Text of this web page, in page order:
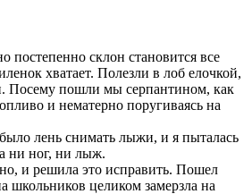
склон становится все
хватает. Полезли в лоб елочкой,
Посему пошли мы серпантином, как
и нематерно поругиваясь на
лень снимать лыжи, и я пыталась
ни ног, ни лыж.
и решила это исправить. Пошел
целиком замерзла на